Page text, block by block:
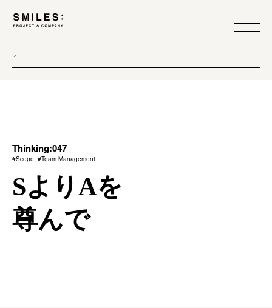
scope
team management
method
Thinking:047
#Scope, #Team Management
SよりAを
尊んで